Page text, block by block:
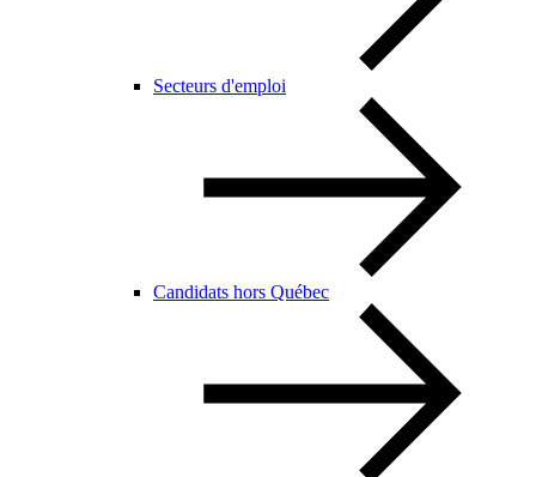
Secteurs d'emploi
Candidats hors Québec